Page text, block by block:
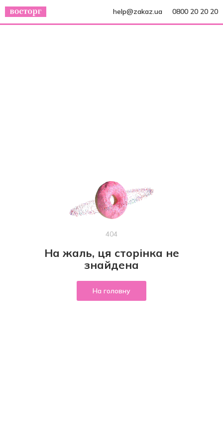
help@zakaz.ua 0800 20 20 20
404
На жаль, ця сторінка не
знайдена
На головну